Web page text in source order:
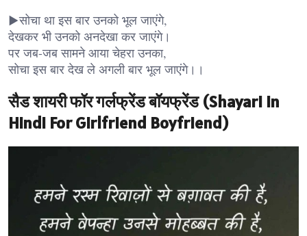
▶सोचा था इस बार उनको भूल जाएंगे,
देखकर भी उनको अनदेखा कर जाएंगे।
पर जब-जब सामने आया चेहरा उनका,
सोचा इस बार देख ले अगली बार भूल जाएंगे।।
सैड शायरी फॉर गर्लफ्रेंड बॉयफ्रेंड (Shayari in
Hindi For Girlfriend Boyfriend)